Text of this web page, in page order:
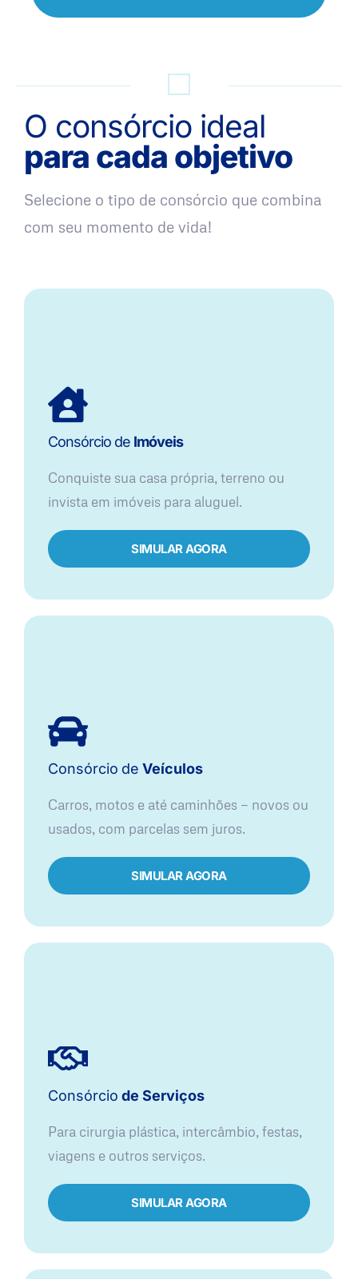
O consórcio ideal
para cada objetivo
Selecione o tipo de consórcio que combina
com seu momento de vida!
Consórcio de Imóveis
Conquiste sua casa própria, terreno ou
invista em imóveis para aluguel.
SIMULAR AGORA​
Consórcio de Veículos
Carros, motos e até caminhões — novos ou
usados, com parcelas sem juros.
SIMULAR AGORA
Consórcio de Serviços
Para cirurgia plástica, intercâmbio, festas,
viagens e outros serviços.
SIMULAR AGORA